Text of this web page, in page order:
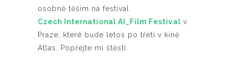
osobně těším na festival
Czech International AI_Film Festival v
Praze, které bude letos po třetí v kině
Atlas. Popřejte mi štěstí.